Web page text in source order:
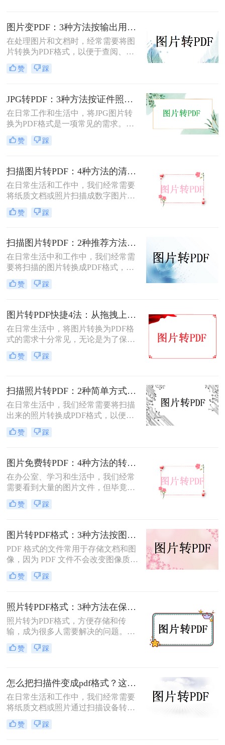
图片变PDF：3种方法按输出用途（打印/存档/分享）选！
在处理图片和文档时，经常需要将图
片转换为PDF格式，以便于查阅、分
享或存档。那么如何把图片变成pdf
呢？本文将介绍三种常用的图片转
赞 踩
JPG转PDF：3种方法按证件照、截图和风景照分别推荐！
在日常工作和生活中，将JPG图片转
换为PDF格式是一项常见的需求。
PDF格式具有跨平台兼容性、易于阅
读和保护隐私等优点，因此广泛应用
转换pdf呢？本文将介绍三种将JPG图
片转换为PDF的方法。
赞 踩
扫描图片转PDF：4种方法的清晰度和文件体积对比!
在日常生活和工作中，我们经常需要
将纸质文档或照片扫描成数字图片，
并进一步将这些图片转换成PDF格
式，以便于分享、存储和查阅。那么
介绍四种将扫描图片转换成PDF的方
法。
赞 踩
扫描图片转PDF：2种推荐方法的清晰度调优和文件压缩！
在日常生活中和工作中，我们经常需
要将扫描的图片转换成PDF格式，以
便于文档的管理、共享和打印。那么
扫描图片怎么转换成pdf呢？本文将介
方法。
赞 踩
图片转PDF快捷4法：从拖拽上传到批量导出的操作流程！
在日常生活中，将图片转换为PDF格
式的需求十分常见，无论是为了保存
照片、制作电子相册，还是为了提交
报告和简历中的图片资料。那么图片
完成图片到PDF的转换。
赞 踩
扫描照片转PDF：2种简单方式在身份证和合同上的操作差异！
在日常生活中，我们经常需要将扫描
出来的照片转换成PDF格式，以便于
分享、存储和管理。那么扫描出来的
照片怎么转成pdf呢？本文将介绍两种
赞 踩
图片免费转PDF：4种方法的转换速度和画质损失对比！
在办公室、学习和生活中，我们经常
需要看到大量的图片文件，但毕竟，
一张一张地看照片相对麻烦，所以我
们通常会把照片变成PDF。事实上，
天，我将教你图片转为pdf怎么弄免费
的。
赞 踩
图片转PDF格式：3种方法按图片来源（手机/相机/截图）选！
PDF 格式的文件常用于存储文档和图
像，因为 PDF 文件不会改变图像质
量、版本或格式，而且可以在任何设
备之间轻松传输。如果你想将一些图
并成一个 PDF 文件，本文将介绍图片
如何转换为PDF格式。
赞 踩
照片转PDF格式：3种方法在保留EXIF信息和画质上的差异！
照片转为PDF格式，方便存储和传
输，成为很多人需要解决的问题。无
论是为了整理相册、备份照片，还是
为了表格化、合并分享，PDF格式都
简单而快速的方法，帮助您轻松实现
照片转PDF的操作。
赞 踩
怎么把扫描件变成pdf格式？这三种方法简单又实用！
在日常生活和工作中，我们经常需要
将纸质文档或照片通过扫描设备转化
为数字格式，并进一步将其保存为
PDF文件，以便于分享、存储和查
赞 踩